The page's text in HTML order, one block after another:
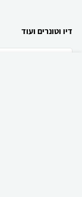
דיו וטונרים ועוד